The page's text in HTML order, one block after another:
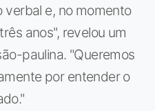
verbal e, no momento
anos", revelou um
paulina. "Queremos
por entender o